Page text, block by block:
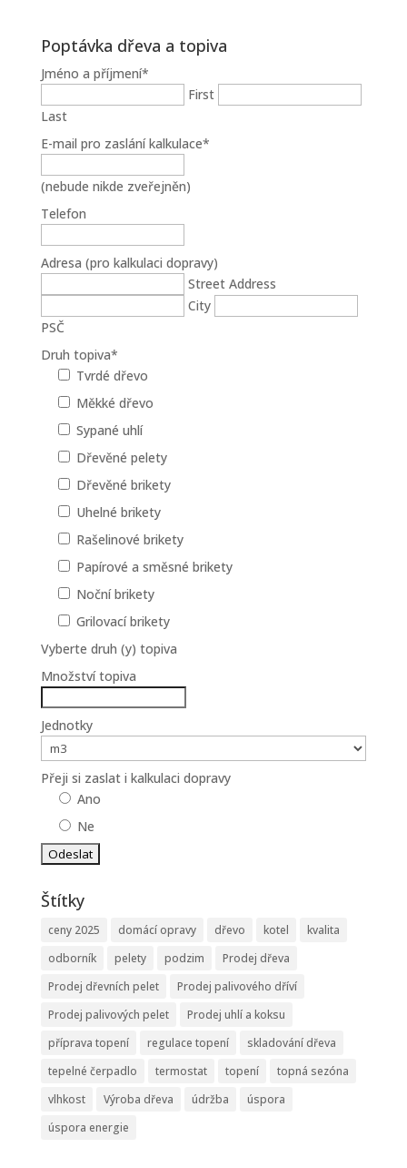
Poptávka dřeva a topiva
Jméno a příjmení*
First
Last
E-mail pro zaslání kalkulace*
(nebude nikde zveřejněn)
Telefon
Adresa (pro kalkulaci dopravy)
Street Address
City
PSČ
Druh topiva*
Tvrdé dřevo
Měkké dřevo
Sypané uhlí
Dřevěné pelety
Dřevěné brikety
Uhelné brikety
Rašelinové brikety
Papírové a směsné brikety
Noční brikety
Grilovací brikety
Vyberte druh (y) topiva
Množství topiva
Jednotky
Přeji si zaslat i kalkulaci dopravy
Ano
Ne
Štítky
ceny 2025 domácí opravy dřevo kotel
kvalita
odborník
pelety podzim
Prodej dřeva
Prodej dřevních pelet
Prodej palivového dříví
Prodej palivových pelet
Prodej uhlí a koksu
příprava topení
regulace topení
skladování dřeva
tepelné čerpadlo
termostat topení
topná sezóna
vlhkost
Výroba dřeva údržba
úspora
úspora energie